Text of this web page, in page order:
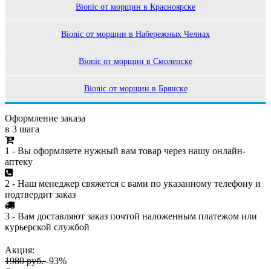
Bionic от морщин в Красноярске
Bionic от морщин в Набережных Челнах
Bionic от морщин в Смоленске
Bionic от морщин в Брянске
Оформление заказа
в 3 шага
1 - Вы оформляете нужный вам товар через нашу онлайн-
аптеку
2 - Наш менеджер свяжется с вами по указанному телефону и
подтвердит заказ
3 - Вам доставляют заказ почтой наложенным платежом или
курьерской службой
Акция:
1980 руб.-93%